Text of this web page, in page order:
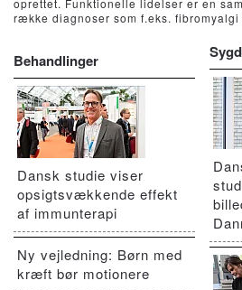
oprettet. Funktionelle lidelser er en
række diagnoser som f.eks.
Behandlinger
Dansk studie viser
opsigtsvækkende effekt
af immunterapi
Ny vejledning: Børn med
kræft bør motionere